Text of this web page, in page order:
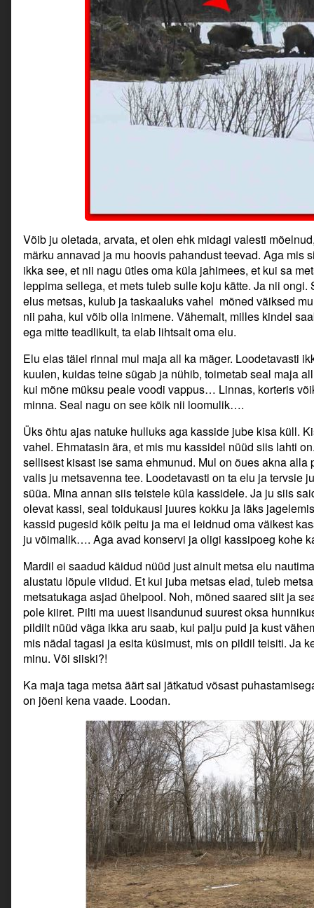
Võib ju oletada, arvata, et olen ehk midagi valesti
märku annavad ja mu hoovis pahandust teevad. Aga mis
ikka see, et nii nagu ütles oma küla jahimees, et kui sa
leppima sellega, et mets tuleb sulle koju kätte. Ja nii
elus metsas, kulub ja taskaaluks vahel mõned väiksed
nii paha, kui võib olla inimene. Vähemalt, milles kindel
ega mitte teadlikult, ta elab lihtsalt oma elu.
Elu elas täiel rinnal mul maja all ka mäger. Loodetavasti
kuulen, kuidas teine sügab ja nühib, toimetab seal maja
kui mõne müksu peale voodi vappus… Linnas, korteris
minna. Seal nagu on see kõik nii loomulik….
Üks õhtu ajas natuke hulluks aga kasside jube kisa küll.
vahel. Ehmatasin ära, et mis mu kassidel nüüd siis lahti
sellisest kisast ise sama ehmunud. Mul on õues akna
valis ju metsavenna tee. Loodetavasti on ta elu ja tervsie
süüa. Mina annan siis teistele küla kassidele. Ja ju siis
olevat kassi, seal toidukausi juures kokku ja läks
kassid pugesid kõik peitu ja ma ei leidnud oma väikest
ju võimalik…. Aga avad konservi ja oligi kassipoeg kohe
Mardil ei saadud käidud nüüd just ainult metsa elu
alustatu lõpule viidud. Et kui juba metsas elad, tuleb
metsatukaga asjad ühelpool. Noh, mõned saared siit ja
pole kiiret. Pilti ma uuest lisandunud suurest oksa
pildilt nüüd väga ikka aru saab, kui palju puid ja kust
mis nädal tagasi ja esita küsimust, mis on pildil teisiti. Ja
minu. Või siiski?!
Ka maja taga metsa äärt sai jätkatud võsast
on jõeni kena vaade. Loodan.